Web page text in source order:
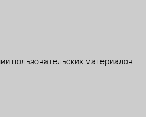
пользовательских материалов